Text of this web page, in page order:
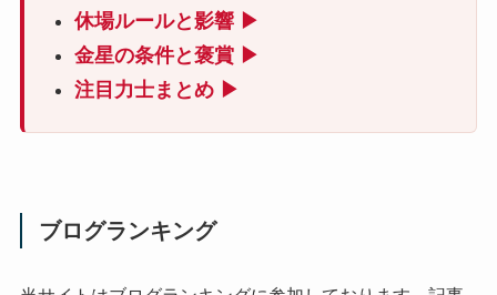
休場ルールと影響 ▶
金星の条件と褒賞 ▶
注目力士まとめ ▶
ブログランキング